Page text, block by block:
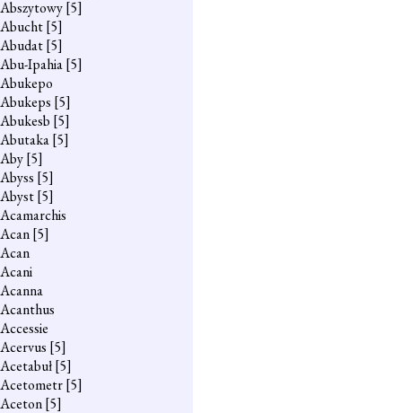
Abszytowy[5]
Abucht[5]
Abudat[5]
Abu-Ipahia[5]
Abukepo
Abukeps [5]
Abukesb [5]
Abutaka[5]
Aby[5]
Abyss [5]
Abyst[5]
Acamarchis
Acan[5]
Acan
Acani
Acanna
Acanthus
Accessie
Acervus [5]
Acetabuł[5]
Acetometr[5]
Aceton[5]